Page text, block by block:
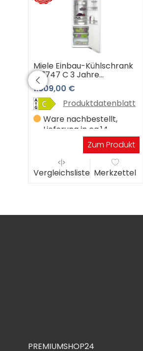
Miele Einbau-Kühlschrank
K 7747 C 3 Jahre
Premiumshop Garantie
1.809,00 €
Produktdatenblatt
Ware nachbestellt,
Lieferung in ca.14
WerktagenZum Produkt
Vergleichsliste Merkzettel
PREMIUMSHOP24